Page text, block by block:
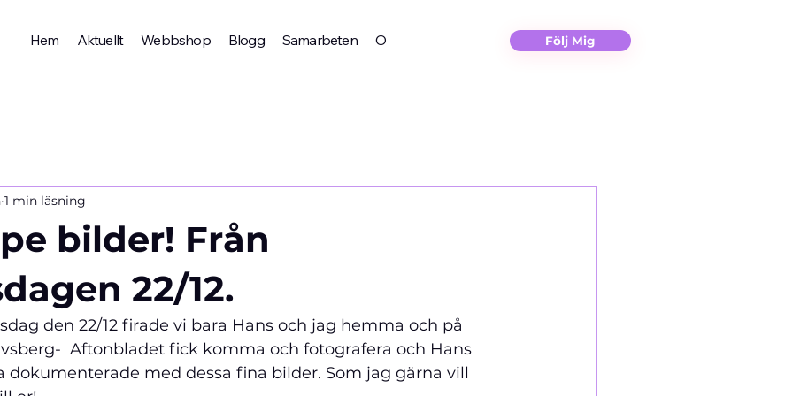
Hem Aktuellt Webbshop Blogg Samarbeten Om Christina Kontakt Följ Mig
bilder! Från
22/12.
1 min läsning
den 22/12 firade vi bara Hans och jag hemma och på
Aftonbladet fick komma och fotografera och Hans
dokumenterade med dessa fina bilder. Som jag gärna vill